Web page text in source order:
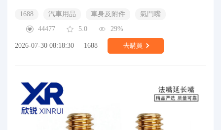
1688 汽車用品 車身及附件
氣門嘴
44477
5.0 29%
2026-07-30 08:18:30 1688 去購買